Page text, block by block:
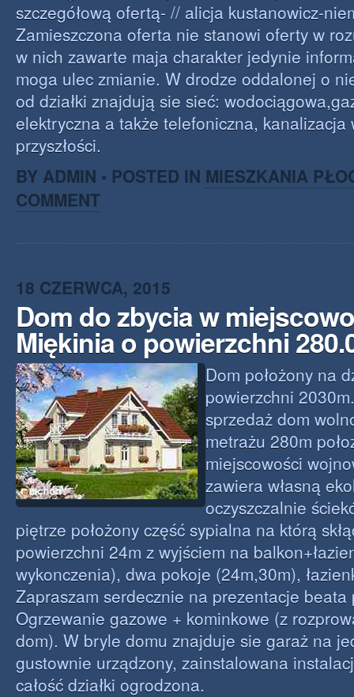
szczegółową ofertą- // alicja kustanowicz-
Zamieszczona oferta nie stanowi oferty w
w nich zawarte maja charakter jedynie
moga ulec zmianie. W drodze oddalonej o
od działki znajdują sie sieć:
elektryczna a także telefoniczna, kanalizacja
przyszłości.
BY ADMIN • POSTED IN MIESZKANIA
COMMENT
18 CZERWCA, 2015
Dom do zbycia w
Miękinia o powierzchni
Dom położony na
powierzchni
sprzedaż dom
metrażu 280m
miejscowości
zawiera własną
oczyszczalnie
piętrze położony część sypialna na którą
powierzchni 24m z wyjściem na
wykonczenia), dwa pokoje (24m,30m),
Zapraszam serdecznie na prezentacje beata
Ogrzewanie gazowe + kominkowe (z
dom). W bryle domu znajduje sie garaż na
gustownie urządzony, zainstalowana
całość działki ogrodzona.